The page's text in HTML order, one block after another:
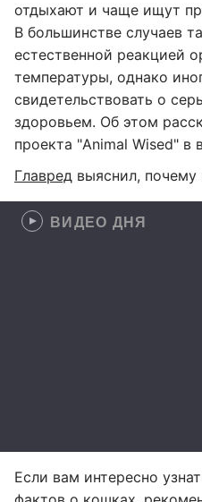
отдыхают и чаще ищут
В большинстве случаев
естественной реакцией
температуры, однако
свидетельствовать о
здоровьем. Об этом
проекта "Animal Wised" в
Главред выяснил, почему
ВИДЕО ДНЯ
Если вам интересно